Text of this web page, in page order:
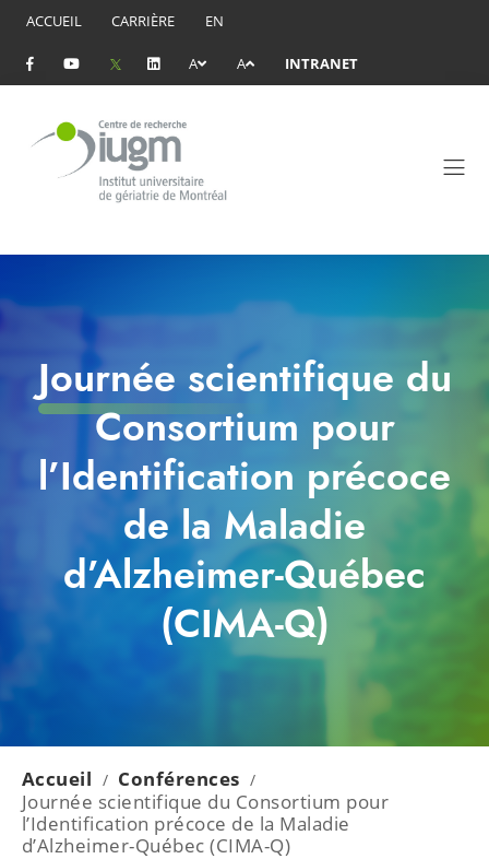
ACCUEIL CARRIÈRE EN
A A INTRANET
Journée scientifique du
Consortium pour
l’Identification précoce
de la Maladie
d’Alzheimer-Québec
(CIMA-Q)
Accueil / Conférences /
Journée scientifique du Consortium pour
l’Identification précoce de la Maladie
d’Alzheimer-Québec (CIMA-Q)